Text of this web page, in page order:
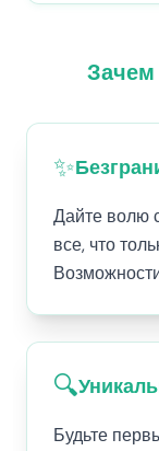
Зачем
✨
Дайте волю
все, что
🔍
Будьте